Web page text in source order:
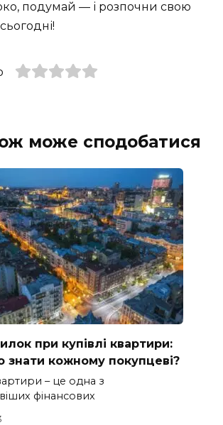
подумай — і розпочни свою
може сподобатися
при купівлі квартири:
знати кожному покупцеві?
– це одна з
фінансових